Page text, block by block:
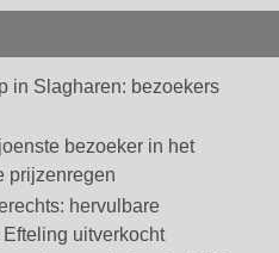
in Slagharen: bezoekers
bezoeker in het
prijzenregen
hervulbare
uitverkocht